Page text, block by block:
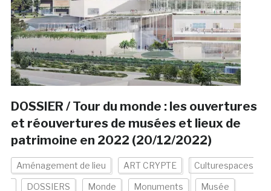
DOSSIER / Tour du monde : les ouvertures
et réouvertures de musées et lieux de
patrimoine en 2022 (20/12/2022)
Aménagement de lieu ART CRYPTE Culturespaces
DOSSIERS Monde Monuments Musée